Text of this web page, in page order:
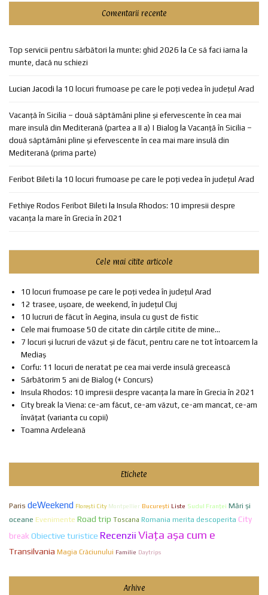
Comentarii recente
Top servicii pentru sărbători la munte: ghid 2026 la Ce să faci iarna la
munte, dacă nu schiezi
Lucian Jacodi la 10 locuri frumoase pe care le poți vedea în județul Arad
Vacanță în Sicilia – două săptămâni pline și efervescente în cea mai
mare insulă din Mediterană (partea a II a) | Bialog la Vacanță în Sicilia –
două săptămâni pline și efervescente în cea mai mare insulă din
Mediterană (prima parte)
Feribot Bileti la 10 locuri frumoase pe care le poți vedea în județul Arad
Fethiye Rodos Feribot Bileti la Insula Rhodos: 10 impresii despre
vacanța la mare în Grecia în 2021
Cele mai citite articole
10 locuri frumoase pe care le poți vedea în județul Arad
12 trasee, ușoare, de weekend, în județul Cluj
10 lucruri de făcut în Aegina, insula cu gust de fistic
Cele mai frumoase 50 de citate din cărțile citite de mine...
7 locuri și lucruri de văzut și de făcut, pentru care ne tot întoarcem la
Mediaș
Corfu: 11 locuri de neratat pe cea mai verde insulă grecească
Sărbătorim 5 ani de Bialog (+ Concurs)
Insula Rhodos: 10 impresii despre vacanța la mare în Grecia în 2021
City break la Viena: ce-am făcut, ce-am văzut, ce-am mancat, ce-am
învățat (varianta cu copii)
Toamna Ardeleană
Etichete
Paris deWeekend Florești City Montpellier Bucureşti Liste Sudul Franței Mări și
oceane Evenimente Road trip Toscana Romania merita descoperita City
break Obiective turistice Recenzii Viaţa aşa cum e
Transilvania Magia Crăciunului Familie Daytrips
Arhive